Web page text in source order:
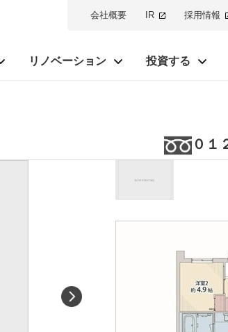
会社概要 IR 採用情報
リノベーション 投資する
０１